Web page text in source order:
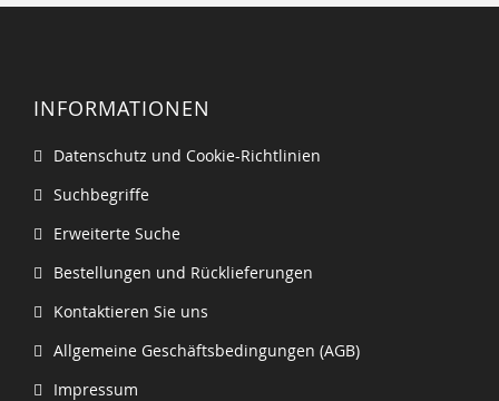
INFORMATIONEN
Datenschutz und Cookie-Richtlinien
Suchbegriffe
Erweiterte Suche
Bestellungen und Rücklieferungen
Kontaktieren Sie uns
Allgemeine Geschäftsbedingungen (AGB)
Impressum